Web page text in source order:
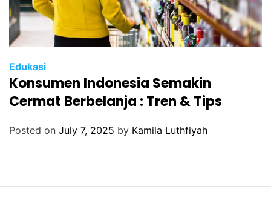
Edukasi
Konsumen Indonesia Semakin
Cermat Berbelanja : Tren & Tips
Posted on July 7, 2025 by Kamila Luthfiyah